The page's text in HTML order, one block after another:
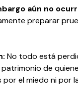
aún no
preparar
No todo está
de
el miedo ni por